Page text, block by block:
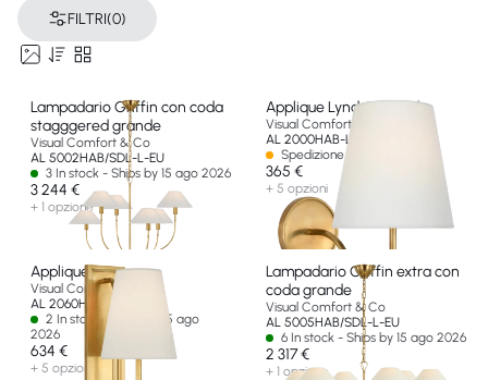
FILTRI(0)
Lampadario Griffin con coda
stagggered grande
Visual Comfort & Co
AL 5002HAB/SDL-L-EU
3 In stock - Ships by 15 ago 2026
3 244 €
+ 1 opzione
Applique Lyndsie piccola
Visual Comfort & Co
AL 2000HAB-L-EU
Spedizione in 14-30 giorni
365 €
+ 5 opzioni
Applique Rui
Visual Comfort & Co
AL 2060HAB-L-EU
2 In stock - Ships by 15 ago
2026
634 €
+ 5 opzioni
Lampadario Griffin extra con
coda grande
Visual Comfort & Co
AL 5005HAB/SDL-L-EU
6 In stock - Ships by 15 ago 2026
2 317 €
+ 1 opzione